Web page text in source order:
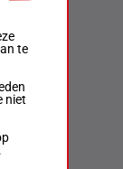
te
niet